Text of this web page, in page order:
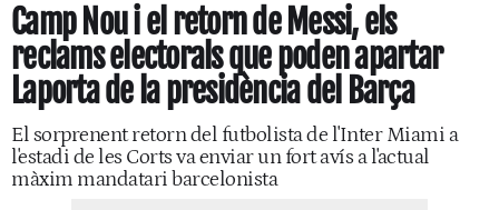
Camp Nou i el retorn de Messi, els
reclams electorals que poden apartar
Laporta de la presidència del Barça
El sorprenent retorn del futbolista de l'Inter Miami a
l'estadi de les Corts va enviar un fort avís a l'actual
màxim mandatari barcelonista